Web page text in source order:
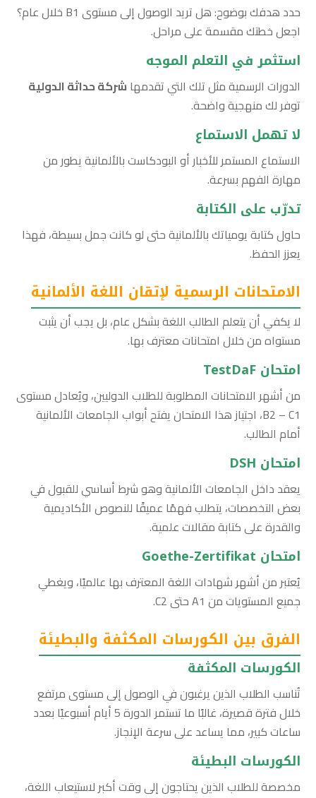
حدد هدفك بوضوح: هل تريد الوصول إلى مستوى B1 خلال عام؟
اجعل خطتك مقسمة على مراحل.
استثمر في التعلم الموجه
الدورات الرسمية مثل تلك التي تقدمها شركة حداثة الدولية
توفر لك منهجية واضحة.
لا تهمل الاستماع
الاستماع المستمر للأخبار أو البودكاست بالألمانية يطور من
مهارة الفهم بسرعة.
تدرّب على الكتابة
حاول كتابة يومياتك بالألمانية حتى لو كانت جمل بسيطة، فهذا
يعزز الحفظ.
الامتحانات الرسمية لإتقان اللغة الألمانية
لا يكفي أن يتعلم الطالب اللغة بشكل عام، بل يجب أن يثبت
مستواه من خلال امتحانات معترف بها.
امتحان TestDaF
من أشهر الامتحانات المطلوبة للطلاب الدوليين، ويُعادل مستوى
B2 – C1، اجتياز هذا الامتحان يفتح أبواب الجامعات الألمانية
أمام الطالب.
امتحان DSH
يعقد داخل الجامعات الألمانية وهو شرط أساسي للقبول في
بعض التخصصات، يتطلب فهمًا عميقًا للنصوص الأكاديمية
والقدرة على كتابة مقالات علمية.
امتحان Goethe-Zertifikat
يُعتبر من أشهر شهادات اللغة المعترف بها عالميًا، ويغطي
جميع المستويات من A1 حتى C2.
الفرق بين الكورسات المكثفة والبطيئة
الكورسات المكثفة
تُناسب الطلاب الذين يرغبون في الوصول إلى مستوى مرتفع
خلال فترة قصيرة، غالبًا ما تستمر الدورة 5 أيام أسبوعيًا بعدد
ساعات كبير، مما يساعد على سرعة الإنجاز.
الكورسات البطيئة
مخصصة للطلاب الذين يحتاجون إلى وقت أكبر لاستيعاب اللغة،